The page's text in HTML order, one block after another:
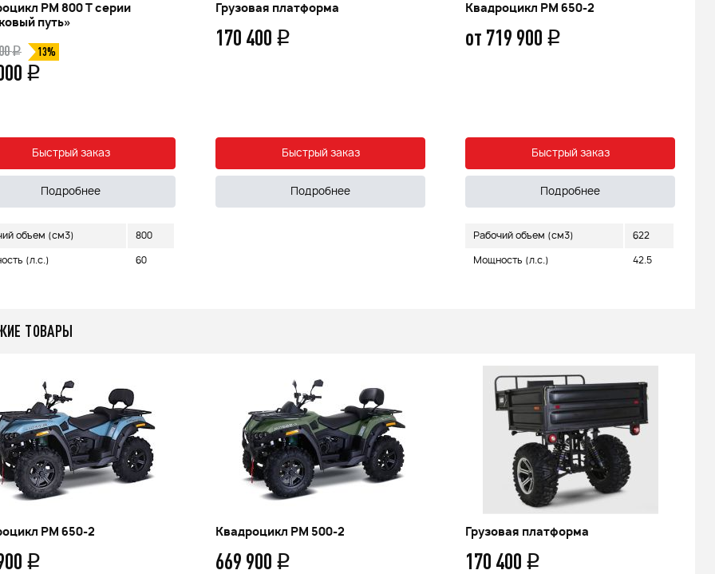
РМ 800 Т серии
путь»
q 13%
q
Быстрый заказ
Подробнее
объем (см3) 800
(л.с.) 60
Грузовая платформа
170 400 q
Быстрый заказ
Подробнее
Квадроцикл РМ 650-2
от 719 900 q
Быстрый заказ
Подробнее
Рабочий объем (см3) 622
Мощность (л.с.) 42.5
ТОВАРЫ
РМ 650-2
q
Квадроцикл РМ 500-2
669 900 q
Грузовая платформа
170 400 q